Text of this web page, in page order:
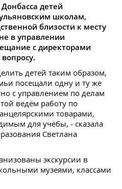
детей
школам,
близости к месту
в управлении
с директорами
детей таким образом,
посещали одну и ту же
с управлением по делам
ведём работу по
товарами,
для учёбы, - сказала
Светлана
экскурсии в
музеями, классами